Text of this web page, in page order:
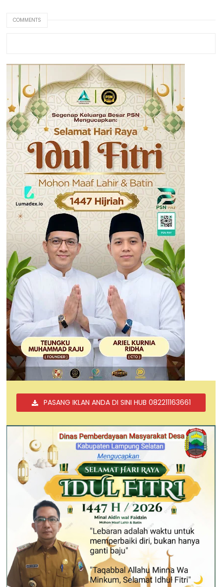
COMMENTS
PASANG IKLAN ANDA DI SINI HUB 082211163661